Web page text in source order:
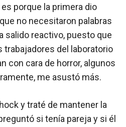
porque la primera dio
no necesitaron palabras
salido reactivo, puesto que
trabajadores del laboratorio
con cara de horror, algunos
me asustó más.
y traté de mantener la
si tenía pareja y si él